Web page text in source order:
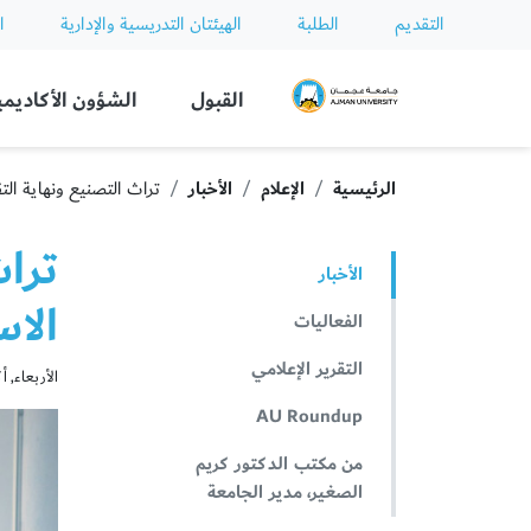
التقديم الطلبة الهيئتان التدريسية والإدارية
Ajman University
القبول الشؤون
الرئيسية الإعلام الأخبار تراث التصنيع ونهاية
الأخبار
الفعاليات
التقرير الإعلامي
AU Roundup
من مكتب الدكتور كريم
الصغير، مدير الجامعة
الأربعاء,